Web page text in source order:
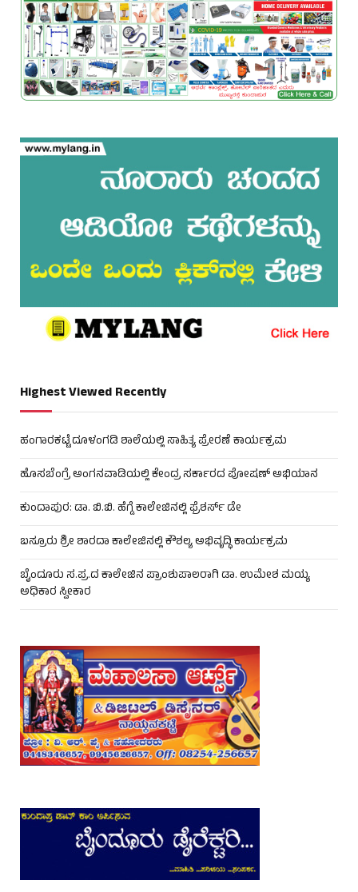
Highest Viewed Recently
ಹಂಗಾರಕಟ್ಟೆ ದೂಳಂಗಡಿ ಶಾಲೆಯಲ್ಲಿ ಸಾಹಿತ್ಯ ಪ್ರೇರಣೆ ಕಾರ್ಯಕ್ರಮ
ಹೊಸಬೆಂಗ್ರೆ ಅಂಗನವಾಡಿಯಲ್ಲಿ ಕೇಂದ್ರ ಸರ್ಕಾರದ ಪೋಷಣ್ ಅಭಿಯಾನ
ಕುಂದಾಪುರ: ಡಾ. ಬಿ.ಬಿ. ಹೆಗ್ಡೆ ಕಾಲೇಜಿನಲ್ಲಿ ಫ್ರೆಶರ್ಸ್ ಡೇ
ಬಸ್ರೂರು ಶ್ರೀ ಶಾರದಾ ಕಾಲೇಜಿನಲ್ಲಿ ಕೌಶಲ್ಯ ಅಭಿವೃದ್ಧಿ ಕಾರ್ಯಕ್ರಮ
ಬೈಂದೂರು ಸ.ಪ್ರ.ದ ಕಾಲೇಜಿನ ಪ್ರಾಂಶುಪಾಲರಾಗಿ ಡಾ. ಉಮೇಶ ಮಯ್ಯ
ಅಧಿಕಾರ ಸ್ವೀಕಾರ